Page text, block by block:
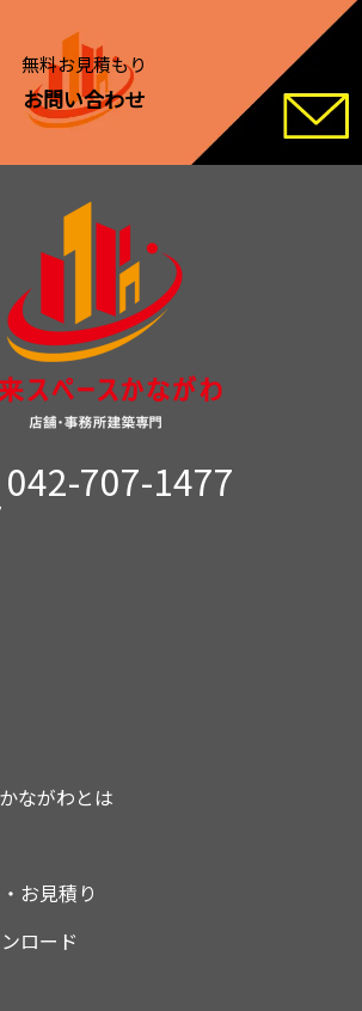
無料お見積もり
お問い合わせ
042-707-1477
ながわとは
お見積り
ロード